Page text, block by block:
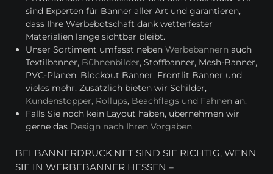
sind Experten für Banner aller Art und garantieren,
dass Ihre Werbebotschaft dank wetterfester
Materialien lange sichtbar bleibt.
Unser Sortiment umfasst nebenWerbebannern auch
Textilbanner, Bühnenbilder, Stoffbanner, Mesh-Banner,
PVC-Planen, Blockout Banner, Frontlit Banner und
vieles mehr. Zusätzlich bieten wir Schilder,
Kundenstopper, Rollups, Beachflags und Fahnen an.
Falls Sie noch kein Layout haben, übernehmen wir
gerne das Design nach Ihren Vorgaben.
BEI BANNERDRUCK.NET SIND SIE RICHTIG, WENN
SIE IN WERBEBANNER HESSEN –